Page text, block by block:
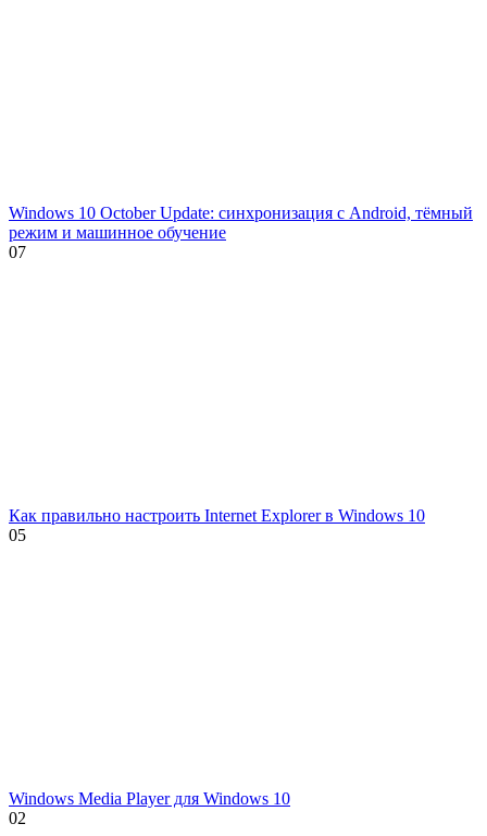
Windows 10 October Update: синхронизация с Android, тёмный
режим и машинное обучение
07
Как правильно настроить Internet Explorer в Windows 10
05
Windows Media Player для Windows 10
02